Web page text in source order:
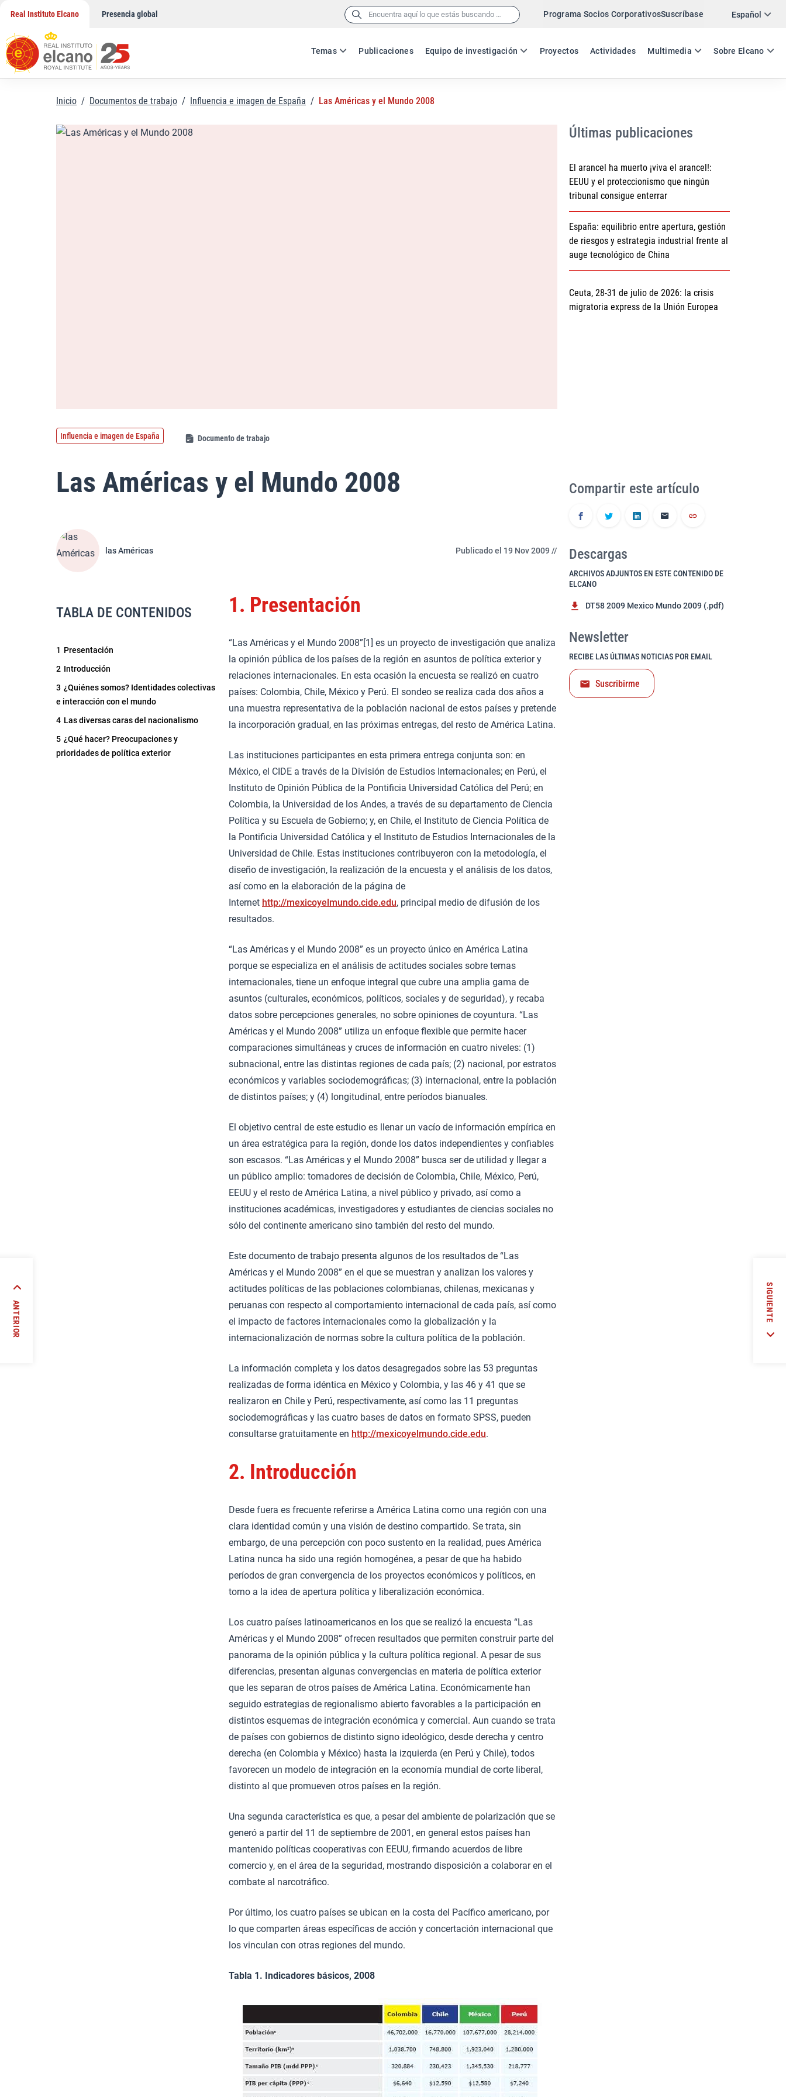
contenido
Real Instituto Elcano Presencia global Buscar: Programa Socios CorporativosSuscríbase Español
ES EN
Temas Publicaciones Equipo de investigación Proyectos Actividades Multimedia Sobre Elcano
Twitter
Inicio / Documentos de trabajo / Influencia e imagen de España / Las Américas y el Mundo 2008
Las Américas y el Mundo 2008
Influencia e imagen de España Documento de trabajo
las Américas Publicado el 19 Nov 2009 //
Últimas publicaciones
El arancel ha muerto ¡viva el arancel!:
EEUU y el proteccionismo que ningún
tribunal consigue enterrar
España: equilibrio entre apertura, gestión
de riesgos y estrategia industrial frente al
auge tecnológico de China
Ceuta, 28-31 de julio de 2026: la crisis
migratoria express de la Unión Europea
TABLA DE CONTENIDOS
1 Presentación
2 Introducción
3 ¿Quiénes somos? Identidades colectivas
e interacción con el mundo
4 Las diversas caras del nacionalismo
5 ¿Qué hacer? Preocupaciones y
prioridades de política exterior
1. Presentación
“Las Américas y el Mundo 2008”[1] es un proyecto de investigación que analiza
la opinión pública de los países de la región en asuntos de política exterior y
relaciones internacionales. En esta ocasión la encuesta se realizó en cuatro
países: Colombia, Chile, México y Perú. El sondeo se realiza cada dos años a
una muestra representativa de la población nacional de estos países y pretende
la incorporación gradual, en las próximas entregas, del resto de América Latina.
Las instituciones participantes en esta primera entrega conjunta son: en
México, el CIDE a través de la División de Estudios Internacionales; en Perú, el
Instituto de Opinión Pública de la Pontificia Universidad Católica del Perú; en
Colombia, la Universidad de los Andes, a través de su departamento de Ciencia
Política y su Escuela de Gobierno; y, en Chile, el Instituto de Ciencia Política de
la Pontificia Universidad Católica y el Instituto de Estudios Internacionales de la
Universidad de Chile. Estas instituciones contribuyeron con la metodología, el
diseño de investigación, la realización de la encuesta y el análisis de los datos,
así como en la elaboración de la página de
Internet http://mexicoyelmundo.cide.edu, principal medio de difusión de los
resultados.
“Las Américas y el Mundo 2008” es un proyecto único en América Latina
porque se especializa en el análisis de actitudes sociales sobre temas
internacionales, tiene un enfoque integral que cubre una amplia gama de
asuntos (culturales, económicos, políticos, sociales y de seguridad), y recaba
datos sobre percepciones generales, no sobre opiniones de coyuntura. “Las
Américas y el Mundo 2008” utiliza un enfoque flexible que permite hacer
comparaciones simultáneas y cruces de información en cuatro niveles: (1)
subnacional, entre las distintas regiones de cada país; (2) nacional, por estratos
económicos y variables sociodemográficas; (3) internacional, entre la población
de distintos países; y (4) longitudinal, entre períodos bianuales.
El objetivo central de este estudio es llenar un vacío de información empírica en
un área estratégica para la región, donde los datos independientes y confiables
son escasos. “Las Américas y el Mundo 2008” busca ser de utilidad y llegar a
un público amplio: tomadores de decisión de Colombia, Chile, México, Perú,
EEUU y el resto de América Latina, a nivel público y privado, así como a
instituciones académicas, investigadores y estudiantes de ciencias sociales no
sólo del continente americano sino también del resto del mundo.
Este documento de trabajo presenta algunos de los resultados de “Las
Américas y el Mundo 2008” en el que se muestran y analizan los valores y
actitudes políticas de las poblaciones colombianas, chilenas, mexicanas y
peruanas con respecto al comportamiento internacional de cada país, así como
el impacto de factores internacionales como la globalización y la
internacionalización de normas sobre la cultura política de la población.
La información completa y los datos desagregados sobre las 53 preguntas
realizadas de forma idéntica en México y Colombia, y las 46 y 41 que se
realizaron en Chile y Perú, respectivamente, así como las 11 preguntas
sociodemográficas y las cuatro bases de datos en formato SPSS, pueden
consultarse gratuitamente en http://mexicoyelmundo.cide.edu.
2. Introducción
Desde fuera es frecuente referirse a América Latina como una región con una
clara identidad común y una visión de destino compartido. Se trata, sin
embargo, de una percepción con poco sustento en la realidad, pues América
Latina nunca ha sido una región homogénea, a pesar de que ha habido
períodos de gran convergencia de los proyectos económicos y políticos, en
torno a la idea de apertura política y liberalización económica.
Los cuatro países latinoamericanos en los que se realizó la encuesta “Las
Américas y el Mundo 2008” ofrecen resultados que permiten construir parte del
panorama de la opinión pública y la cultura política regional. A pesar de sus
diferencias, presentan algunas convergencias en materia de política exterior
que les separan de otros países de América Latina. Económicamente han
seguido estrategias de regionalismo abierto favorables a la participación en
distintos esquemas de integración económica y comercial. Aun cuando se trata
de países con gobiernos de distinto signo ideológico, desde derecha y centro
derecha (en Colombia y México) hasta la izquierda (en Perú y Chile), todos
favorecen un modelo de integración en la economía mundial de corte liberal,
distinto al que promueven otros países en la región.
Una segunda característica es que, a pesar del ambiente de polarización que se
generó a partir del 11 de septiembre de 2001, en general estos países han
mantenido políticas cooperativas con EEUU, firmando acuerdos de libre
comercio y, en el área de la seguridad, mostrando disposición a colaborar en el
combate al narcotráfico.
Por último, los cuatro países se ubican en la costa del Pacífico americano, por
lo que comparten áreas específicas de acción y concertación internacional que
los vinculan con otras regiones del mundo.
Tabla 1. Indicadores básicos, 2008
Compartir este artículo
Descargas
ARCHIVOS ADJUNTOS EN ESTE CONTENIDO DE
ELCANO
DT58 2009 Mexico Mundo 2009 (.pdf)
Newsletter
RECIBE LAS ÚLTIMAS NOTICIAS POR EMAIL
Suscribirme
ANTERIOR
de
SIGUIENTE